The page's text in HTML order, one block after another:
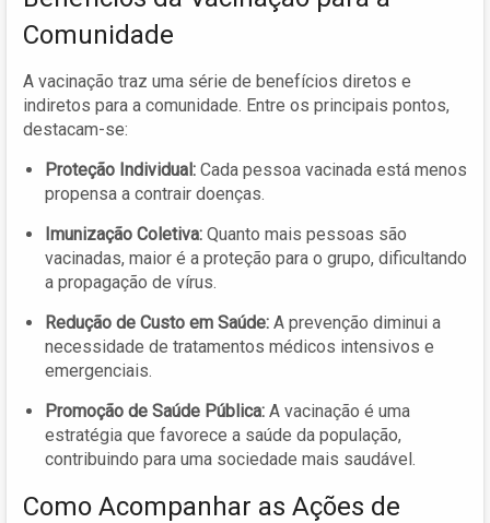
Comunidade
A vacinação traz uma série de benefícios diretos e
indiretos para a comunidade. Entre os principais pontos,
destacam-se:
Proteção Individual: Cada pessoa vacinada está menos
propensa a contrair doenças.
Imunização Coletiva: Quanto mais pessoas são
vacinadas, maior é a proteção para o grupo, dificultando
a propagação de vírus.
Redução de Custo em Saúde: A prevenção diminui a
necessidade de tratamentos médicos intensivos e
emergenciais.
Promoção de Saúde Pública: A vacinação é uma
estratégia que favorece a saúde da população,
contribuindo para uma sociedade mais saudável.
Como Acompanhar as Ações de